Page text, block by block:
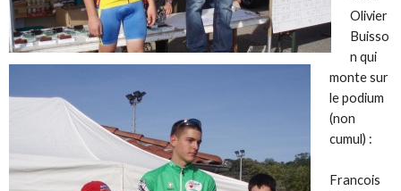
Olivier
Buisso
n qui
monte sur
le podium
(non
cumul) :
Francois